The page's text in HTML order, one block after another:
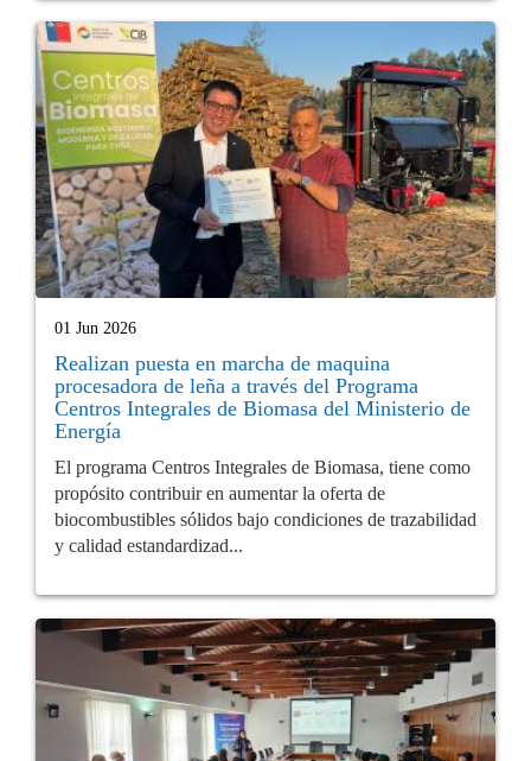
01 Jun 2026
Realizan puesta en marcha de maquina
procesadora de leña a través del Programa
Centros Integrales de Biomasa del Ministerio de
Energía
El programa Centros Integrales de Biomasa, tiene como
propósito contribuir en aumentar la oferta de
biocombustibles sólidos bajo condiciones de trazabilidad
y calidad estandardizad...